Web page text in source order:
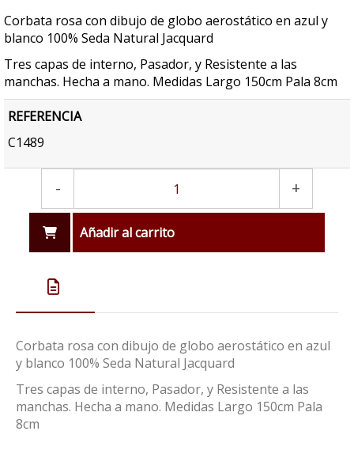
Corbata rosa con dibujo de globo aerostático en azul y
blanco 100% Seda Natural Jacquard
Tres capas de interno, Pasador, y Resistente a las
manchas. Hecha a mano. Medidas Largo 150cm Pala 8cm
REFERENCIA
C1489
- +
Añadir al carrito
Corbata rosa con dibujo de globo aerostático en azul
y blanco 100% Seda Natural Jacquard
Tres capas de interno, Pasador, y Resistente a las
manchas. Hecha a mano. Medidas Largo 150cm Pala
8cm